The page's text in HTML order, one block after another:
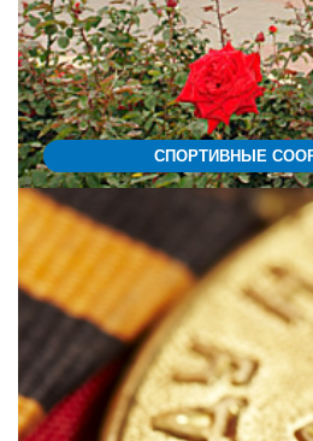
СПОРТИВНЫЕ